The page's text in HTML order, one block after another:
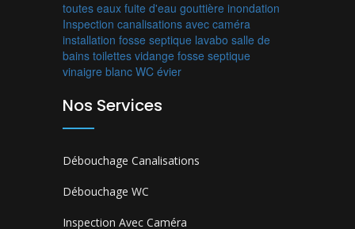
toutes eaux fuite d'eau gouttière inondation
Inspection canalisations avec caméra
installation fosse septique lavabo salle de
bains toilettes vidange fosse septique
vinaigre blanc WC évier
Nos Services
Débouchage Canalisations
Débouchage WC
Inspection Avec Caméra